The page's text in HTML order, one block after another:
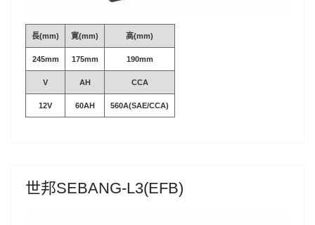
長(mm) 寛(mm) 高(mm)
245mm 175mm 190mm
V AH CCA
12V 60AH 560A(SAE/CCA)
世邦SEBANG-L3(EFB)